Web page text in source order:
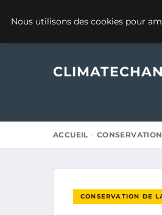
ACCUEIL
CONSERVATION DE
Nous utilisons des cookies pour